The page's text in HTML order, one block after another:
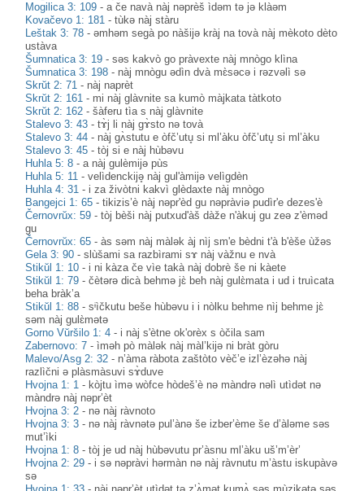
Mogilica 3: 109 -a če navà nàj nəprèš ìdəm tə jə klàəm
Kovačevo 1: 181 -tùkə nàj stàru
Leštak 3: 78 -əmhəm segà po nàšijə kràj na tovà nàj mèkoto dèto
ustàva
Šumnatica 3: 19 -səs kakvò go pràvexte nàj mnògo klìna
Šumnatica 3: 198 - nàj mnògu ədìn dvà mɛ̀səcə i rəzvəlì sə
Skrŭt 2: 71 - nàj naprèt
Skrŭt 2: 161 - mi nàj glàvnite sa kumò màjkata tàtkoto
Skrŭt 2: 162 -šàferu tìa s nàj glàvnite
Stalevo 3: 43 -tɤ̀j li nàj gɤ̀sto nə tovà
Stalevo 3: 44 - nàj gʌ̀stutu e òfč’utu̥ si ml’àku òfč’utu̥ si ml’àku
Stalevo 3: 45 -tòj si e nàj hùbəvu
Huhla 5: 8 -a nàj gulèmijə pùs
Huhla 5: 11 -velìdenckijə̥ nàj gul'àmijə velìgdèn
Huhla 4: 31 - i za živòtni kakvì glèdaxte nàj mnògo
Bangejci 1: 65 -tikizis’è nàj nəpr'èd gu nəpràviə pudìr'e dezes'è
Černovrŭx: 59 -tòj bèši nàj putxud'àš dàže n'àkuj gu zeə z'èməd
gu
Černovrŭx: 65 -às səm nàj màlək àj nìj sm'e bèdni t'à b'èše ùžəs
Gela 3: 90 -slùšami sa razbìrami sɤ nàj vàžnu e nvà
Stikŭl 1: 10 - i ni kàza če vìe takà nàj dobrè še ni kàete
Stikŭl 1: 79 -čètərə dicà behmə jɛ̀ beh nàj gulɛ̀mata i ud i truìcata
beha bràk’a
Stikŭl 1: 88 -sᶤìčkutu beše hùbəvu i i nòlku behme nìj behme jɛ̀
səm nàj gulɛ̀mətə
Gorno Vŭršilo 1: 4 - i nàj s'ètne ok'orèx s òčila sam
Zabernovo: 7 -ìməh pò màlək nàj màl’kijə ni bràt gòru
Malevo/Asg 2: 32 - n’àma ràbota zaštòto vèč’e izl’èzəhə nàj
razlìčni ə plàsmàsuvi sɤ̀duve
Hvojna 1: 1 - kòjtu ìmə wòfce hòdeš’è nə màndrə nəlì utìdət nə
màndrə nàj nəpr’èt
Hvojna 3: 2 - nə nàj ràvnoto
Hvojna 3: 3 - nə nàj ràvnətə pul’ànə še izber’ème še d’àləme səs
mut’ìki
Hvojna 1: 8 -tòj je ud nàj hùbəvutu pr’àsnu ml’àku uš’m’èr’
Hvojna 2: 29 - i sə nəpràvi hərmàn nə nàj ràvnutu m’àstu iskupàvə
sə